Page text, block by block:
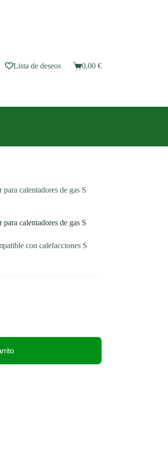
Lista de deseos
Carro
0,00 €
calentadores de gas S
calentadores de gas S
con calefacciones S